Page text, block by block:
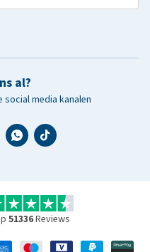
al?
media kanalen
51336Reviews